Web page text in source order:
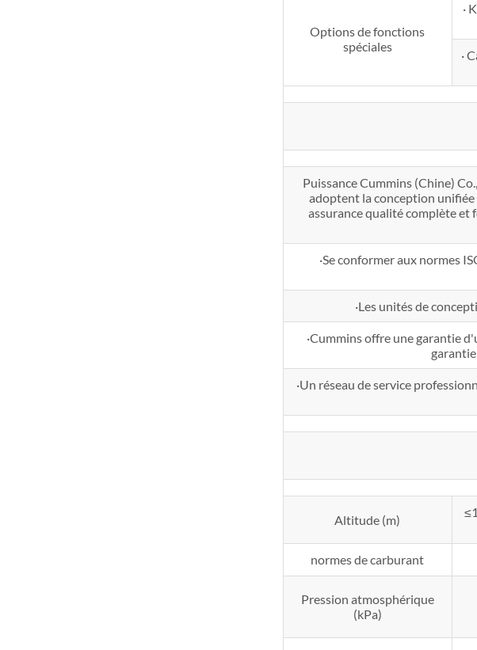
Options de fonctions
spéciales
·
·
Puissance Cummins (Chine)
adoptent la conception
assurance qualité complète et
·Se conformer aux normes
·Les unités de
·Cummins offre une garantie
·Un réseau de service
Altitude (m)
normes de carburant
Pression atmosphérique
(kPa)